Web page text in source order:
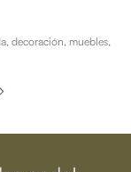
decoración, muebles,